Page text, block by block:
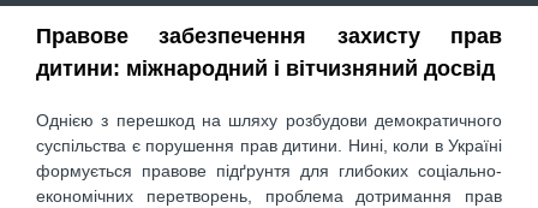
Правове забезпечення захисту прав
дитини: міжнародний і вітчизняний досвід
Однією з перешкод на шляху розбудови демократичного
суспільства є порушення прав дитини. Нині, коли в Україні
формується правове підґрунтя для глибоких соціально-
економічних перетворень, проблема дотримання прав